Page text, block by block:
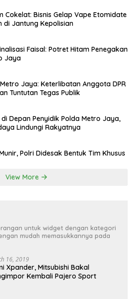
Cokelat: Bisnis Gelap Vape Etomidate
di Jantung Kepolisian
Faisal: Potret Hitam Penegakan
Jaya
Jaya: Keterlibatan Anggota DPR
Tuntutan Tegas Publik
Depan Penyidik Polda Metro Jaya,
Lindungi Rakyatnya
Polri Didesak Bentuk Tim Khusus
View More
untuk widget dengan kategori
mudah memasukkannya pada
16, 2019
Xpander, Mitsubishi Bakal
Kembali Pajero Sport